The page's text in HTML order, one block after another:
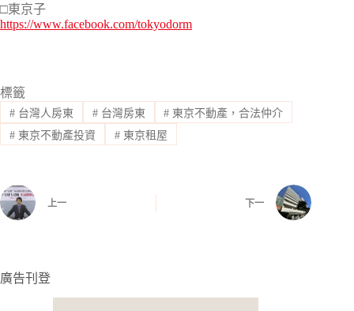
□東京子
https://www.facebook.com/tokyodorm
標籤
#台灣人房東 #台灣房東 # 東京不動產，合法仲介
#東京不動產投資 #東京租屋
上一 下一
廣告刊登